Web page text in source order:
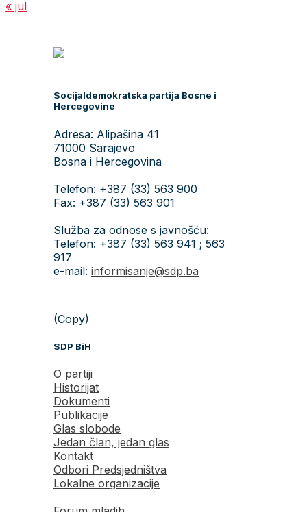
« jul
Socijaldemokratska partija Bosne i
Hercegovine
Adresa: Alipašina 41
71000 Sarajevo
Bosna i Hercegovina
Telefon: +387 (33) 563 900
Fax: +387 (33) 563 901
Služba za odnose s javnošću:
Telefon: +387 (33) 563 941 ; 563
917
e-mail: informisanje@sdp.ba
(Copy)
SDP BiH
O partiji
Historijat
Dokumenti
Publikacije
Glas slobode
Jedan član, jedan glas
Kontakt
Odbori Predsjedništva
Lokalne organizacije